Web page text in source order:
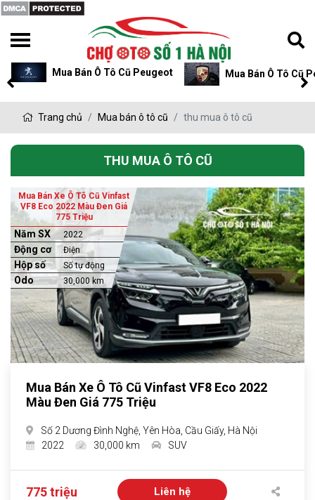
Mua Bán Ô Tô Cũ Peugeot Mua Bán Ô Tô Cũ
Trang chủ Mua bán ô tô cũ thu mua ô tô cũ
THU MUA Ô TÔ CŨ
Mua Bán Xe Ô Tô Cũ Vinfast
VF8 Eco 2022 Màu Đen Giá
775 Triệu
Năm SX 2022
Động cơ Điện
Hộp số Số tự động
Odo 30,000 km
Mua Bán Xe Ô Tô Cũ Vinfast VF8 Eco 2022
Màu Đen Giá 775 Triệu
Số 2 Dương Đình Nghệ, Yên Hòa, Cầu Giấy, Hà Nội
2022
30,000 km SUV
775 triệu Liên hệ